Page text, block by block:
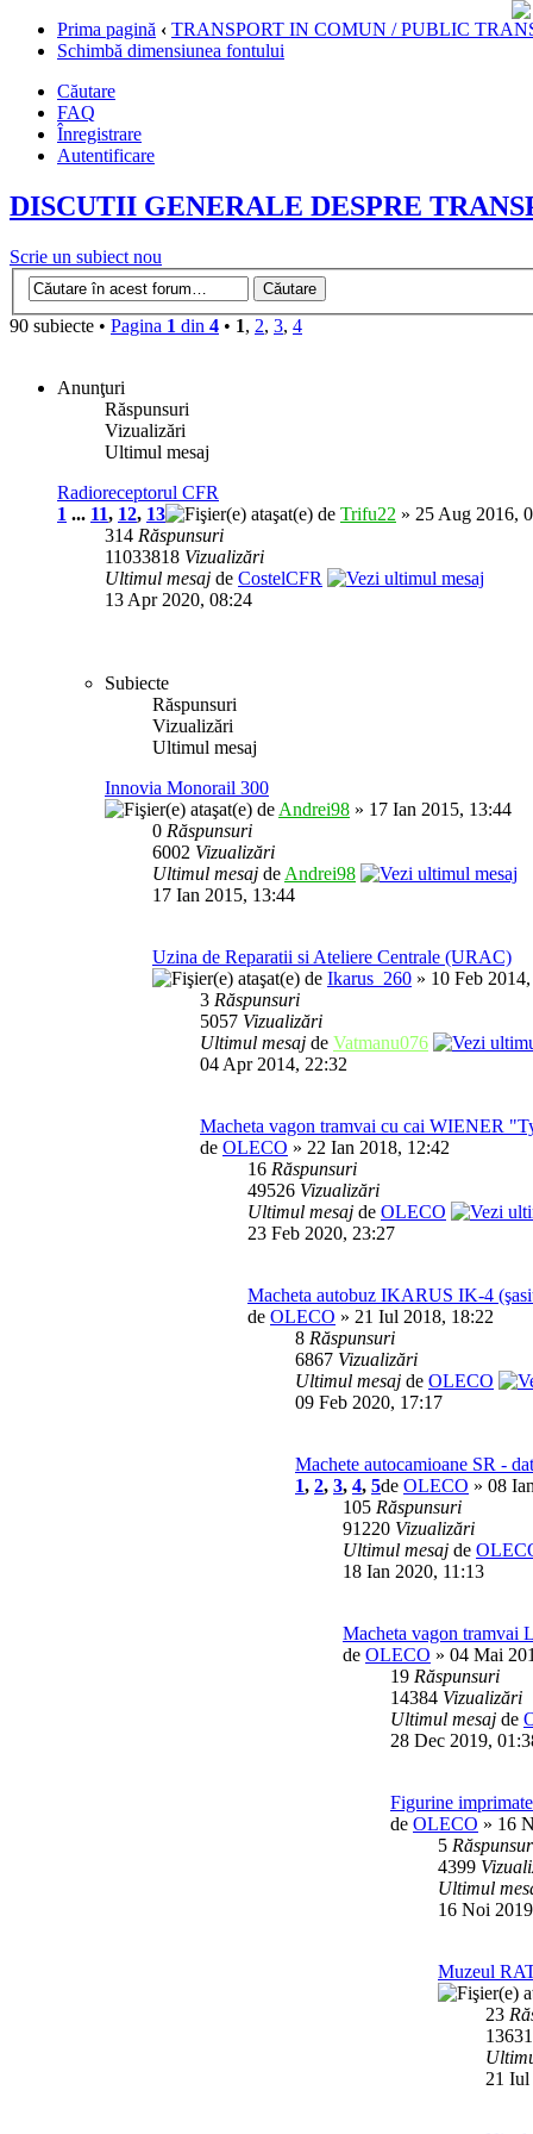
Prima pagină ‹ TRANSPORT IN COMUN / PUBLIC
Schimbă dimensiunea fontului
Căutare
FAQ
Înregistrare
Autentificare
DISCUTII GENERALE DESPRE
Scrie un subiect nou
90 subiecte • Pagina 1 din 4 • 1, 2, 3, 4
Anunţuri
Răspunsuri
Vizualizări
Ultimul mesaj
Radioreceptorul CFR
1 ... 11, 12, 13 de Trifu22 » 25 Aug 2016,
314 Răspunsuri
11033818 Vizualizări
Ultimul mesaj de CostelCFR
13 Apr 2020, 08:24
Subiecte
Răspunsuri
Vizualizări
Ultimul mesaj
Innovia Monorail 300
deAndrei98 » 17 Ian 2015, 13:44
0 Răspunsuri
6002 Vizualizări
Ultimul mesaj deAndrei98
17 Ian 2015, 13:44
Uzina de Reparatii si Ateliere Centrale (URAC)
de Ikarus_260 » 10 Feb
3 Răspunsuri
5057 Vizualizări
Ultimul mesaj de Vatmanu076
04 Apr 2014, 22:32
Macheta vagon tramvai cu cai WIENER
de OLECO » 22 Ian 2018, 12:42
16 Răspunsuri
49526 Vizualizări
Ultimul mesaj de OLECO
23 Feb 2020, 23:27
Macheta autobuz IKARUS IK-4
de OLECO » 21 Iul 2018, 18:22
8 Răspunsuri
6867 Vizualizări
Ultimul mesaj de OLECO
09 Feb 2020, 17:17
Machete autocamioane SR -
1, 2, 3, 4, 5de OLECO » 08
105 Răspunsuri
91220 Vizualizări
Ultimul mesaj de
18 Ian 2020, 11:13
Macheta vagon
de OLECO » 04 Mai
19 Răspunsuri
14384 Vizualizări
Ultimul mesaj de
28 Dec 2019,
Figurine
de OLECO » 16
5
4399
Ultimul
16 Noi
Muzeul
23
13631
21 Iul